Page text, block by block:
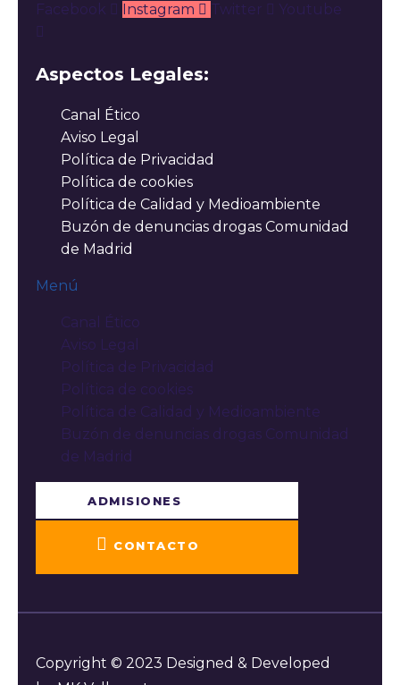
Facebook Instagram Twitter Youtube
Aspectos Legales:
Canal Ético
Aviso Legal
Política de Privacidad
Política de cookies
Política de Calidad y Medioambiente
Buzón de denuncias drogas Comunidad
de Madrid
Menú
Canal Ético
Aviso Legal
Política de Privacidad
Política de cookies
Política de Calidad y Medioambiente
Buzón de denuncias drogas Comunidad
de Madrid
ADMISIONES
CONTACTO
Copyright © 2023 Designed & Developed